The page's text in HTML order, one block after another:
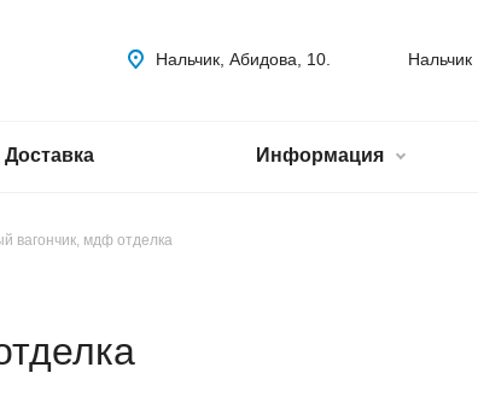
Нальчик
Нальчик, Абидова, 10.
Доставка Информация
вагончик, мдф отделка